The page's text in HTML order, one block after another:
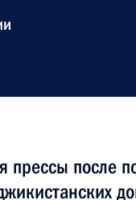
прессы после